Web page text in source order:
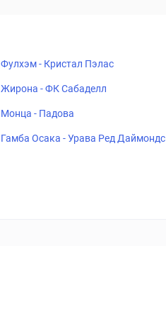
Фулхэм - Кристал Пэлас
Жирона - ФК Сабаделл
Монца - Падова
Гамба Осака - Урава Ред Даймондс